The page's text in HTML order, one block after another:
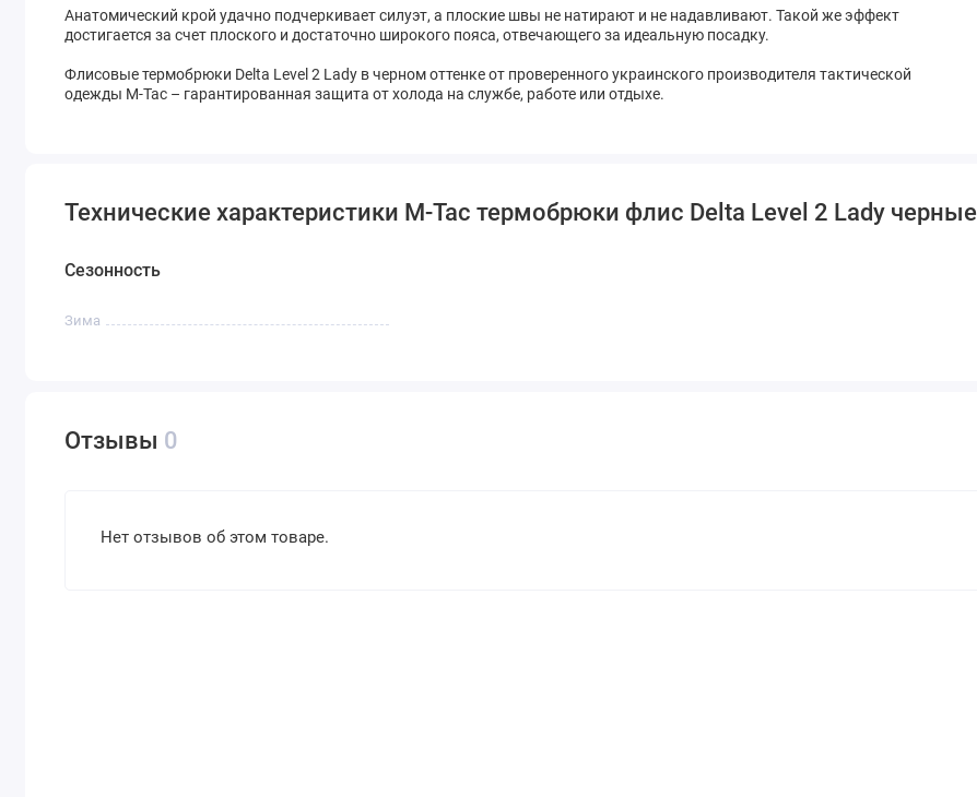
Анатомический крой удачно подчеркивает силуэт, а плоские швы не натирают и не надавливают. Такой же эффект
достигается за счет плоского и достаточно широкого пояса, отвечающего за идеальную посадку.
Флисовые термобрюки Delta Level 2 Lady в черном оттенке от проверенного украинского производителя тактической
одежды M-Tac – гарантированная защита от холода на службе, работе или отдыхе.
Технические характеристики M-Tac термобрюки флис Delta Level 2 Lady черные
Сезонность
Зима
Отзывы 0
Нет отзывов об этом товаре.